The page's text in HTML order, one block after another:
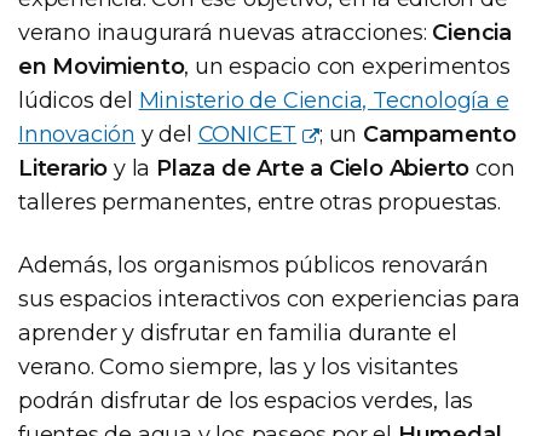
verano inaugurará nuevas atracciones: Ciencia
en Movimiento, un espacio con experimentos
lúdicos del Ministerio de Ciencia, Tecnología e
Innovación y del CONICET ; un Campamento
Literario y la Plaza de Arte a Cielo Abierto con
talleres permanentes, entre otras propuestas.
Además, los organismos públicos renovarán
sus espacios interactivos con experiencias para
aprender y disfrutar en familia durante el
verano. Como siempre, las y los visitantes
podrán disfrutar de los espacios verdes, las